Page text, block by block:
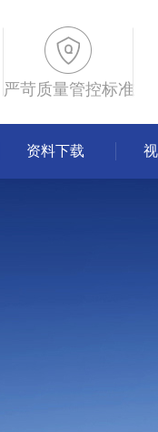
严苛质量管控标准
资料下载